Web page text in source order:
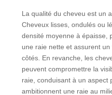
La qualité du cheveu est un
Cheveux lisses, ondulés ou
densité moyenne à épaisse,
une raie nette et assurent
côtés. En revanche, les
peuvent compromettre la
raie, conduisant à un aspect
ambitionnent une raie au